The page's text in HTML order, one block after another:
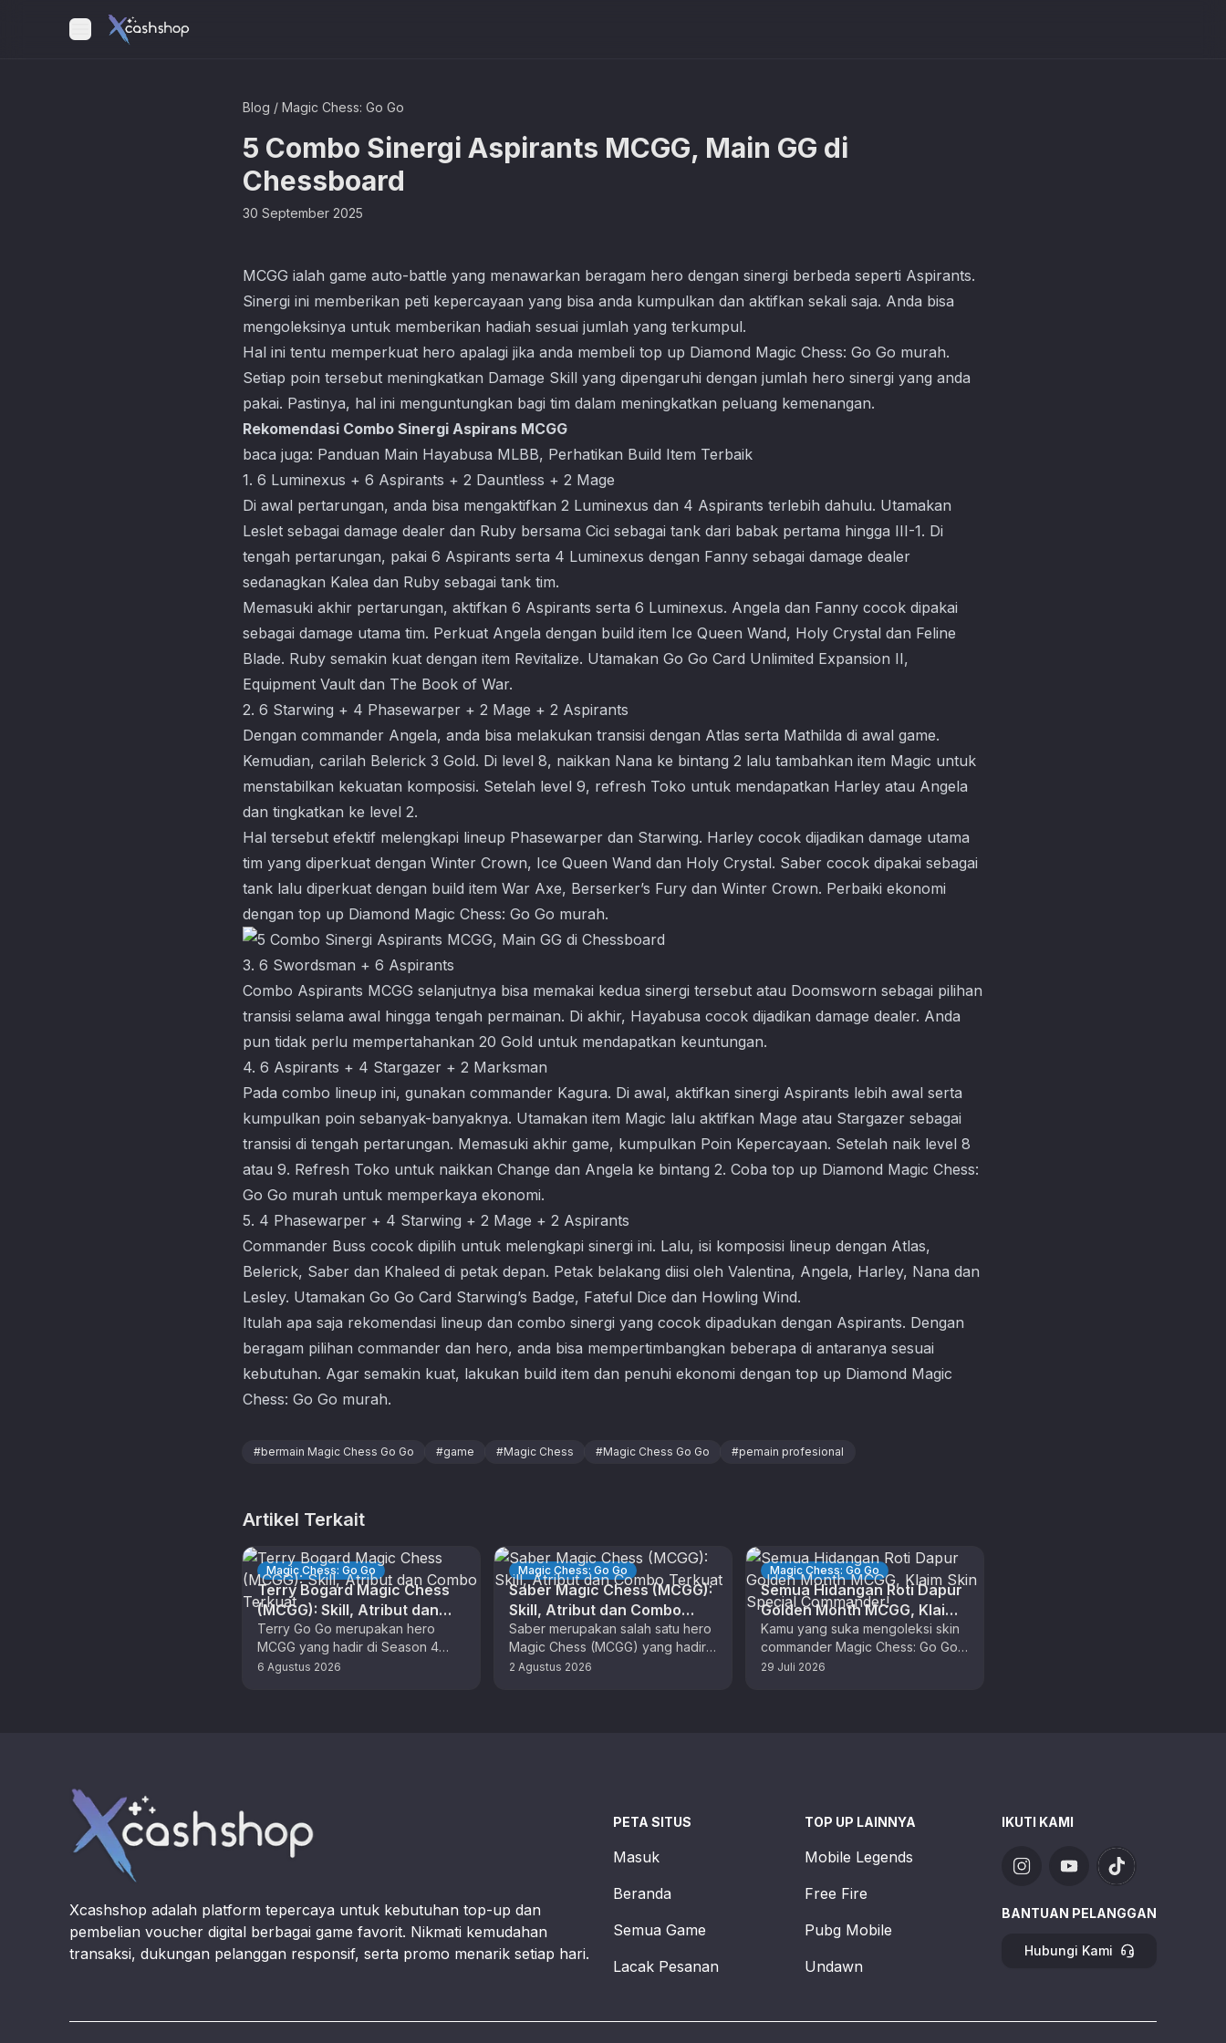
Blog / Magic Chess: Go Go
5 Combo Sinergi Aspirants MCGG, Main GG di
Chessboard
30 September 2025
MCGG ialah game auto-battle yang menawarkan beragam hero dengan sinergi berbeda seperti Aspirants.
Sinergi ini memberikan peti kepercayaan yang bisa anda kumpulkan dan aktifkan sekali saja. Anda bisa
mengoleksinya untuk memberikan hadiah sesuai jumlah yang terkumpul.
Hal ini tentu memperkuat hero apalagi jika anda membeli top up Diamond Magic Chess: Go Go murah.
Setiap poin tersebut meningkatkan Damage Skill yang dipengaruhi dengan jumlah hero sinergi yang anda
pakai. Pastinya, hal ini menguntungkan bagi tim dalam meningkatkan peluang kemenangan.
Rekomendasi Combo Sinergi Aspirans MCGG
baca juga: Panduan Main Hayabusa MLBB, Perhatikan Build Item Terbaik
1. 6 Luminexus + 6 Aspirants + 2 Dauntless + 2 Mage
Di awal pertarungan, anda bisa mengaktifkan 2 Luminexus dan 4 Aspirants terlebih dahulu. Utamakan
Leslet sebagai damage dealer dan Ruby bersama Cici sebagai tank dari babak pertama hingga III-1. Di
tengah pertarungan, pakai 6 Aspirants serta 4 Luminexus dengan Fanny sebagai damage dealer
sedanagkan Kalea dan Ruby sebagai tank tim.
Memasuki akhir pertarungan, aktifkan 6 Aspirants serta 6 Luminexus. Angela dan Fanny cocok dipakai
sebagai damage utama tim. Perkuat Angela dengan build item Ice Queen Wand, Holy Crystal dan Feline
Blade. Ruby semakin kuat dengan item Revitalize. Utamakan Go Go Card Unlimited Expansion II,
Equipment Vault dan The Book of War.
2. 6 Starwing + 4 Phasewarper + 2 Mage + 2 Aspirants
Dengan commander Angela, anda bisa melakukan transisi dengan Atlas serta Mathilda di awal game.
Kemudian, carilah Belerick 3 Gold. Di level 8, naikkan Nana ke bintang 2 lalu tambahkan item Magic untuk
menstabilkan kekuatan komposisi. Setelah level 9, refresh Toko untuk mendapatkan Harley atau Angela
dan tingkatkan ke level 2.
Hal tersebut efektif melengkapi lineup Phasewarper dan Starwing. Harley cocok dijadikan damage utama
tim yang diperkuat dengan Winter Crown, Ice Queen Wand dan Holy Crystal. Saber cocok dipakai sebagai
tank lalu diperkuat dengan build item War Axe, Berserker’s Fury dan Winter Crown. Perbaiki ekonomi
dengan top up Diamond Magic Chess: Go Go murah.
3. 6 Swordsman + 6 Aspirants
Combo Aspirants MCGG selanjutnya bisa memakai kedua sinergi tersebut atau Doomsworn sebagai pilihan
transisi selama awal hingga tengah permainan. Di akhir, Hayabusa cocok dijadikan damage dealer. Anda
pun tidak perlu mempertahankan 20 Gold untuk mendapatkan keuntungan.
4. 6 Aspirants + 4 Stargazer + 2 Marksman
Pada combo lineup ini, gunakan commander Kagura. Di awal, aktifkan sinergi Aspirants lebih awal serta
kumpulkan poin sebanyak-banyaknya. Utamakan item Magic lalu aktifkan Mage atau Stargazer sebagai
transisi di tengah pertarungan. Memasuki akhir game, kumpulkan Poin Kepercayaan. Setelah naik level 8
atau 9. Refresh Toko untuk naikkan Change dan Angela ke bintang 2. Coba top up Diamond Magic Chess:
Go Go murah untuk memperkaya ekonomi.
5. 4 Phasewarper + 4 Starwing + 2 Mage + 2 Aspirants
Commander Buss cocok dipilih untuk melengkapi sinergi ini. Lalu, isi komposisi lineup dengan Atlas,
Belerick, Saber dan Khaleed di petak depan. Petak belakang diisi oleh Valentina, Angela, Harley, Nana dan
Lesley. Utamakan Go Go Card Starwing’s Badge, Fateful Dice dan Howling Wind.
Itulah apa saja rekomendasi lineup dan combo sinergi yang cocok dipadukan dengan Aspirants. Dengan
beragam pilihan commander dan hero, anda bisa mempertimbangkan beberapa di antaranya sesuai
kebutuhan. Agar semakin kuat, lakukan build item dan penuhi ekonomi dengan top up Diamond Magic
Chess: Go Go murah.
#bermain Magic Chess Go Go #game #Magic Chess #Magic Chess Go Go #pemain profesional
Artikel Terkait
Magic Chess: Go Go
Terry Bogard Magic Chess
(MCGG): Skill, Atribut dan
Combo Terkuat
Terry Go Go merupakan hero
MCGG yang hadir di Season 4
sebagai hasil kolaborasi dengan
6 Agustus 2026
Magic Chess: Go Go
Saber Magic Chess (MCGG):
Skill, Atribut dan Combo
Terkuat
Saber merupakan salah satu hero
Magic Chess (MCGG) yang hadir
dengan aneka skill unik. Bagi
2 Agustus 2026
Magic Chess: Go Go
Semua Hidangan Roti Dapur
Golden Month MCGG, Klaim
Skin Special Commander!
Kamu yang suka mengoleksi skin
commander Magic Chess: Go Go,
musim kelima kali ini adalah waktu
29 Juli 2026
Xcashshop adalah platform tepercaya untuk kebutuhan top-up dan
pembelian voucher digital berbagai game favorit. Nikmati kemudahan
transaksi, dukungan pelanggan responsif, serta promo menarik setiap hari.
PETA SITUS
Masuk
Beranda
Semua Game
Lacak Pesanan
TOP UP LAINNYA
Mobile Legends
Free Fire
Pubg Mobile
Undawn
IKUTI KAMI
BANTUAN PELANGGAN
Hubungi Kami